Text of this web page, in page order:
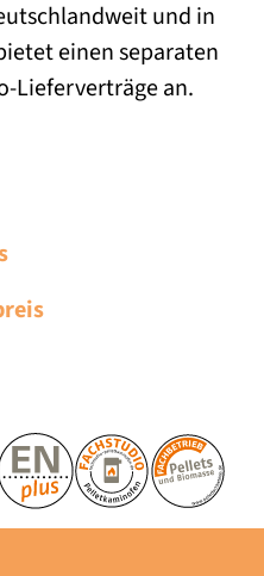
und in
einen separaten
Lieferverträge an.